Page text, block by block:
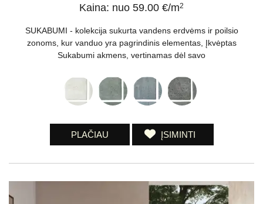
Kaina: nuo 59.00 €/m2
SUKABUMI - kolekcija sukurta vandens erdvėms ir poilsio
zonoms, kur vanduo yra pagrindinis elementas, Įkvėptas
Sukabumi akmens, vertinamas dėl savo
PLAČIAU ĮSIMINTI